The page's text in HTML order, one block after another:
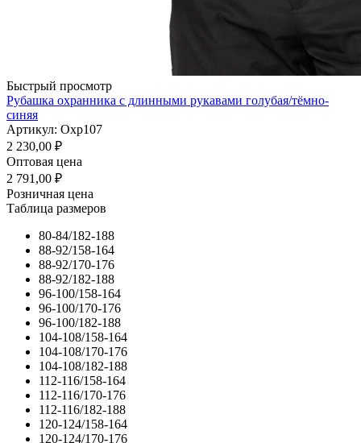
Быстрый просмотр
Рубашка охранника с длинными рукавами голубая/тёмно-
синяя
Артикул: Охр107
2 230,00 ₽
Оптовая цена
2 791,00 ₽
Розничная цена
Таблица размеров
80-84/182-188
88-92/158-164
88-92/170-176
88-92/182-188
96-100/158-164
96-100/170-176
96-100/182-188
104-108/158-164
104-108/170-176
104-108/182-188
112-116/158-164
112-116/170-176
112-116/182-188
120-124/158-164
120-124/170-176